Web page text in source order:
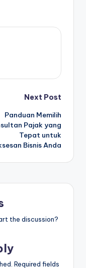
Next Post
Panduan Memilih
Pajak yang
Tepat untuk
Bisnis Anda
the discussion?
Required fields